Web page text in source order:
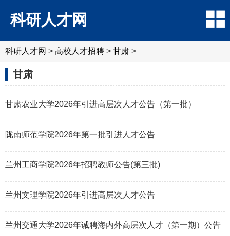
科研人才网
科研人才网 > 高校人才招聘 > 甘肃 >
甘肃
甘肃农业大学2026年引进高层次人才公告（第一批）
陇南师范学院2026年第一批引进人才公告
兰州工商学院2026年招聘教师公告(第三批)
兰州文理学院2026年引进高层次人才公告
兰州交通大学2026年诚聘海内外高层次人才（第一期）公告